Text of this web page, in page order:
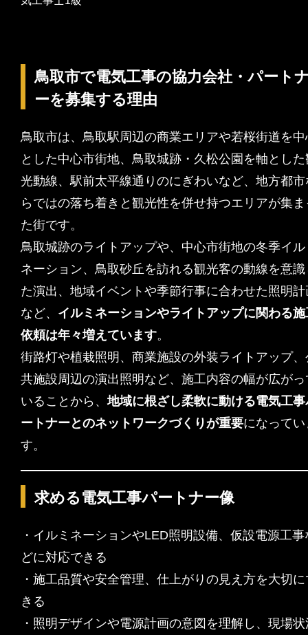
鳥取市で電気工事の協力会社・パート
ーを募集する理由
鳥取市は、鳥取駅周辺の商業エリアや若桜街道を中
とした中心市街地、鳥取城跡・久松公園を軸とした
光動線、駅前太平線通りのにぎわいなど、地方都市
らではの落ち着きと観光性を併せ持つエリアが集ま
た街です。
鳥取城跡のライトアップや、中心市街地の冬季イル
ネーション、鳥取砂丘を訪れる観光客の動線を意識
た演出、地域イベントや季節行事に合わせた照明計
など、 イルミネーションやライトアップに関わる施
依頼は年々増えています。
街路灯や植栽照明、商業施設の外装ライトアップ、
共施設周辺の演出照明など、施工内容の幅が広がっ
いることから、地域に根ざし柔軟に動ける電気工事
ートナーとのネットワークづくりが重要になってい
す。
求める電気工事パートナー像
・イルミネーションやLED照明設備、仮設電源工事
どに対応できる
・施工品質や安全管理、仕上がりの見え方を大切に
きる
・照明デザインや電源計画の意図を理解し、現場状